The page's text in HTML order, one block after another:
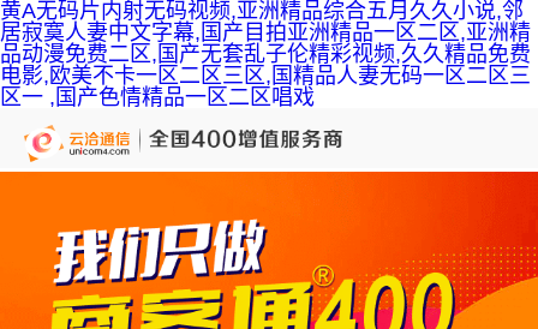
黄A无码片内射无码视频,亚洲精品综合五月久久小说,邻
居寂寞人妻中文字幕,国产目拍亚洲精品一区二区,亚洲精
品动漫免费二区,国产无套乱子伦精彩视频,久久精品免费
电影,欧美不卡一区二区三区,国精品人妻无码一区二区三
区一 ,国产色情精品一区二区唱戏